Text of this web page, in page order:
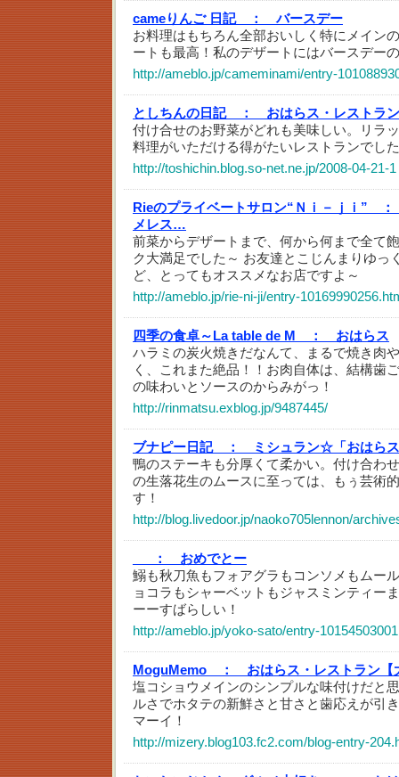
cameりんご 日記 ：
バースデー
お料理はもちろん全部おいしく特にメイン
ートも最高！私のデザートにはバースデー
http://ameblo.jp/cameminami/entry-
としちんの日記 ：
おはらス・レストラン
付け合せのお野菜がどれも美味しい。リラ
料理がいただける得がたいレストランでし
http://toshichin.blog.so-net.ne.jp/2008-04-21-1
Rieのプライベートサロン“Ｎｉ－ｊｉ” ：
メレス…
前菜からデザートまで、何から何まで全て
ク大満足でした～ お友達とこじんまりゆっ
ど、とってもオススメなお店ですよ～
http://ameblo.jp/rie-ni-ji/entry-
四季の食卓～La table de M ：
おはらス
ハラミの炭火焼きだなんて、まるで焼き肉
く、これまた絶品！！お肉自体は、結構歯
の味わいとソースのからみがっ！
http://rinmatsu.exblog.jp/9487445/
ブナピー日記 ：
ミシュラン☆「おはら
鴨のステーキも分厚くて柔かい。付け合わ
の生落花生のムースに至っては、もぅ芸術
す！
http://blog.livedoor.jp/naoko705lennon/
_ ：
おめでとー
鰯も秋刀魚もフォアグラもコンソメもムー
ョコラもシャーベットもジャスミンティー
ーーすばらしい！
http://ameblo.jp/yoko-sato/entry-
MoguMemo ：
おはらス・レストラン【
塩コショウメインのシンプルな味付けだと
ルさでホタテの新鮮さと甘さと歯応えが引
マーイ！
http://mizery.blog103.fc2.com/blog-entry-